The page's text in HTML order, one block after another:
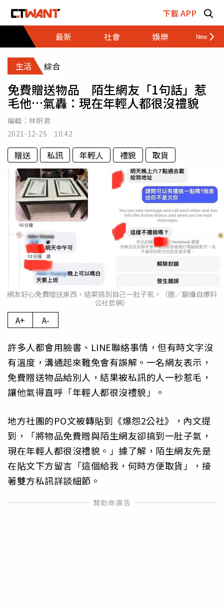
下載 APP
最新
社會 娛樂 財經
生活 綜合
免費贈送物品 陌生網友「1句話」惹
毛他…氣轟：現在年輕人都很沒禮貌
編輯： 林姸君
2021-12-25 10:42
贈送 私訊 年輕人 禮貌 取貨
網友好心免費贈送東西，結果搞到自己一肚子氣。（圖／翻攝自爆料
公社官網）
A+ A-
許多人都會用臉書、LINE聯絡事情，但有時文字沒
有溫度，溝通起來難免會有誤解。一名網友表示，
免費贈送物品給別人，結果被私訊的人一秒惹毛，
讓他氣得直呼「年輕人都很沒禮貌」。
地方社團的PO文被轉貼到《爆怨2公社》，內文提
到，「將物品免費贈與陌生網友卻搞到一肚子氣，
現在年輕人都很沒禮貌。」據了解，陌生網友先是
在貼文下方留言「這個給我，何時方便取貨」，接
著雙方私訊詳談細節。